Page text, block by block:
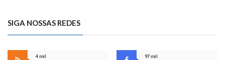
SIGA NOSSAS REDES
4 mil
97 mil